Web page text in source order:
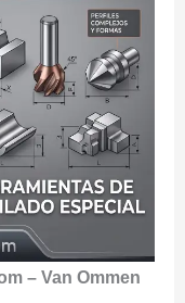
– Van Ommen